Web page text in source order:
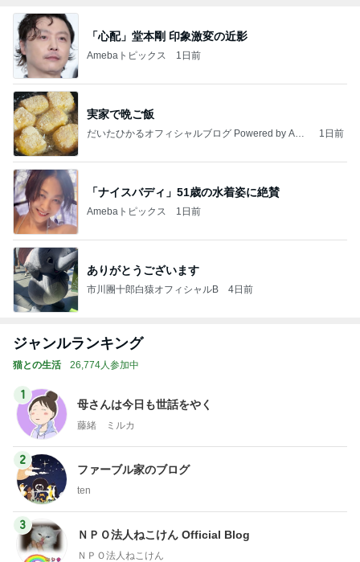
「心配」堂本剛 印象激変の近影
Amebaトピックス 1日前
実家で晩ご飯
だいたひかるオフィシャルブログ Powered by Ame
1日前
「ナイスバディ」51歳の水着姿に絶賛
Amebaトピックス 1日前
ありがとうございます
市川團十郎白猿オフィシャルB 4日前
ジャンルランキング
猫との生活 26,774人参加中
1
母さんは今日も世話をやく
藤緒 ミルカ
2
ファーブル家のブログ
ten
3
ＮＰＯ法人ねこけん Official Blog
ＮＰＯ法人ねこけん